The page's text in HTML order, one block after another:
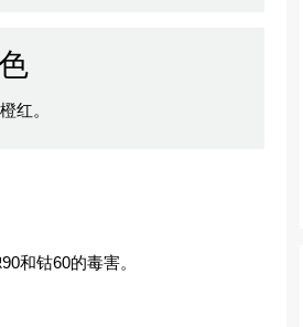
红。
和钴60的毒害。